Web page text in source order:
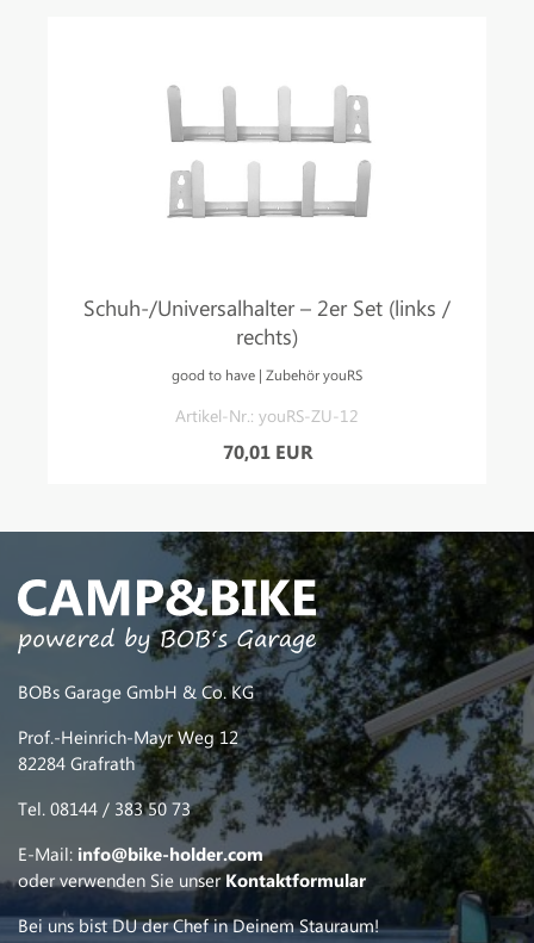
Schuh-/Universalhalter – 2er Set (links /
rechts)
good to have | Zubehör youRS
Artikel-Nr.: youRS-ZU-12
70,01 EUR
BOBs Garage GmbH & Co. KG
Prof.-Heinrich-Mayr Weg 12
82284 Grafrath
Tel. 08144 / 383 50 73
E-Mail: info@bike-holder.com
oder verwenden Sie unserKontaktformular
Bei uns bist DU der Chef in Deinem Stauraum!